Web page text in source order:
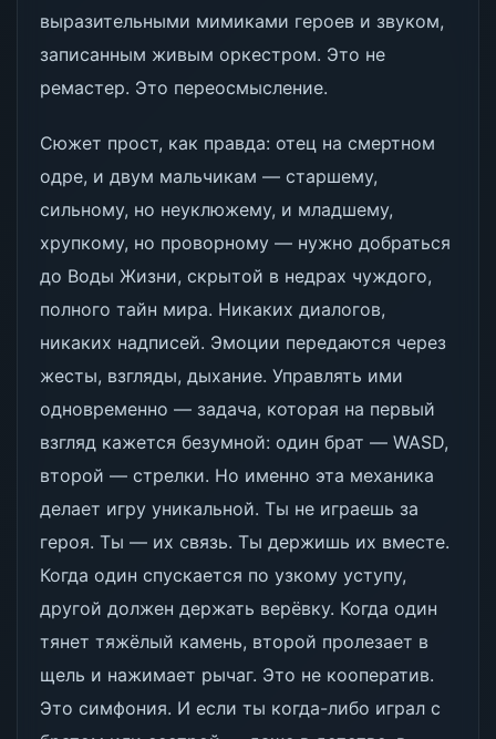
выразительными мимиками героев и звуком,
записанным живым оркестром. Это не
ремастер. Это переосмысление.
Сюжет прост, как правда: отец на смертном
одре, и двум мальчикам — старшему,
сильному, но неуклюжему, и младшему,
хрупкому, но проворному — нужно добраться
до Воды Жизни, скрытой в недрах чуждого,
полного тайн мира. Никаких диалогов,
никаких надписей. Эмоции передаются через
жесты, взгляды, дыхание. Управлять ими
одновременно — задача, которая на первый
взгляд кажется безумной: один брат — WASD,
второй — стрелки. Но именно эта механика
делает игру уникальной. Ты не играешь за
героя. Ты — их связь. Ты держишь их вместе.
Когда один спускается по узкому уступу,
другой должен держать верёвку. Когда один
тянет тяжёлый камень, второй пролезает в
щель и нажимает рычаг. Это не кооператив.
Это симфония. И если ты когда-либо играл с